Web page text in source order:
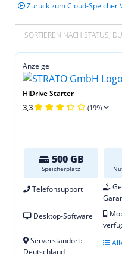
Zurück zum Cloud-Speicher
SORTIEREN NACH STATUS,
Anzeige
HiDrive Starter
3,3 (199)
500 GB
Speicherplatz
Telefonsupport
Desktop-Software
Serverstandort:
Deutschland